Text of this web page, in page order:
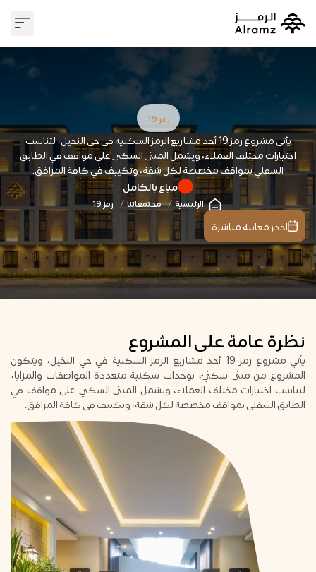
رمز 19
يأتي مشروع رمز 19 أحد مشاريع الرمز السكنية في حي النخيل، لتناسب
اختيارات مختلف العملاء، ويشمل المبنى السكني على مواقف في الطابق
السفلي بمواقف مخصصة لكل شقة، وتكييف في كافة المرافق.
مباع بالكامل
الرئيسية مجتمعاتنا رمز 19
احجز معاينة مباشرة
نظرة عامة على المشروع
يأتي مشروع رمز 19 أحد مشاريع الرمز السكنية في حي النخيل، ويتكون
المشروع من مبنى سكنيّ، بوحدات سكنية متعددة المواصفات والمزايا،
لتناسب اختيارات مختلف العملاء، ويشمل المبنى السكني على مواقف في
الطابق السفلي بمواقف مخصصة لكل شقة، وتكييف في كافة المرافق.